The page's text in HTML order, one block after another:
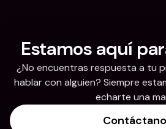
Estamos aquí
¿No encuentras respuesta a tu
hablar con alguien? Siempre
echarte una